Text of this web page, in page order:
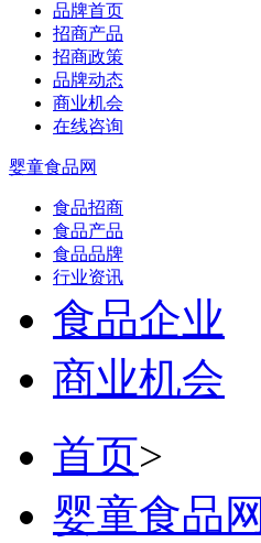
品牌首页
招商产品
招商政策
品牌动态
商业机会
在线咨询
婴童食品网
食品招商
食品产品
食品品牌
行业资讯
食品企业
商业机会
首页>
婴童食品网